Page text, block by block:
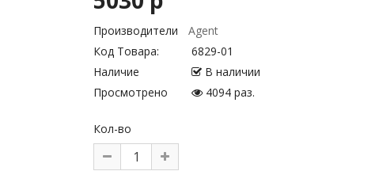
Производители
Agent
Код Товара:
6829-01
Наличие
В наличии
Просмотрено
4094 раз.
Кол-во